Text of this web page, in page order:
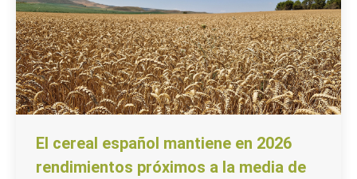
El cereal español mantiene en 2026
rendimientos próximos a la media de